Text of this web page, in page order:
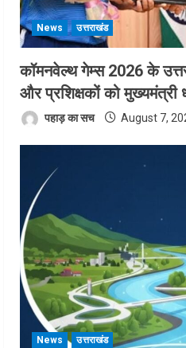
News उत्तराखंड
कॉमनवेल्थ गेम्स 2026 के
और प्रशिक्षकों को मुख्यमंत्री
पहाड़ का सच August 7,
News उत्तराखंड